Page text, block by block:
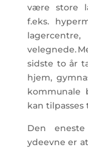
være store
f.eks.
velegnede.
sidste to år
hjem,
kommunale
kan
Den
ydeevne er